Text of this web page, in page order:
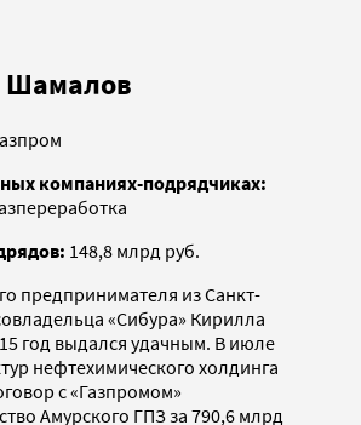
Шамалов
компаниях-подрядчиках:
148,8 млрд руб.
предпринимателя из Санкт-
«Сибура» Кирилла
год выдался удачным. В июле
нефтехимического холдинга
с «Газпромом»
Амурского ГПЗ за 790,6 млрд